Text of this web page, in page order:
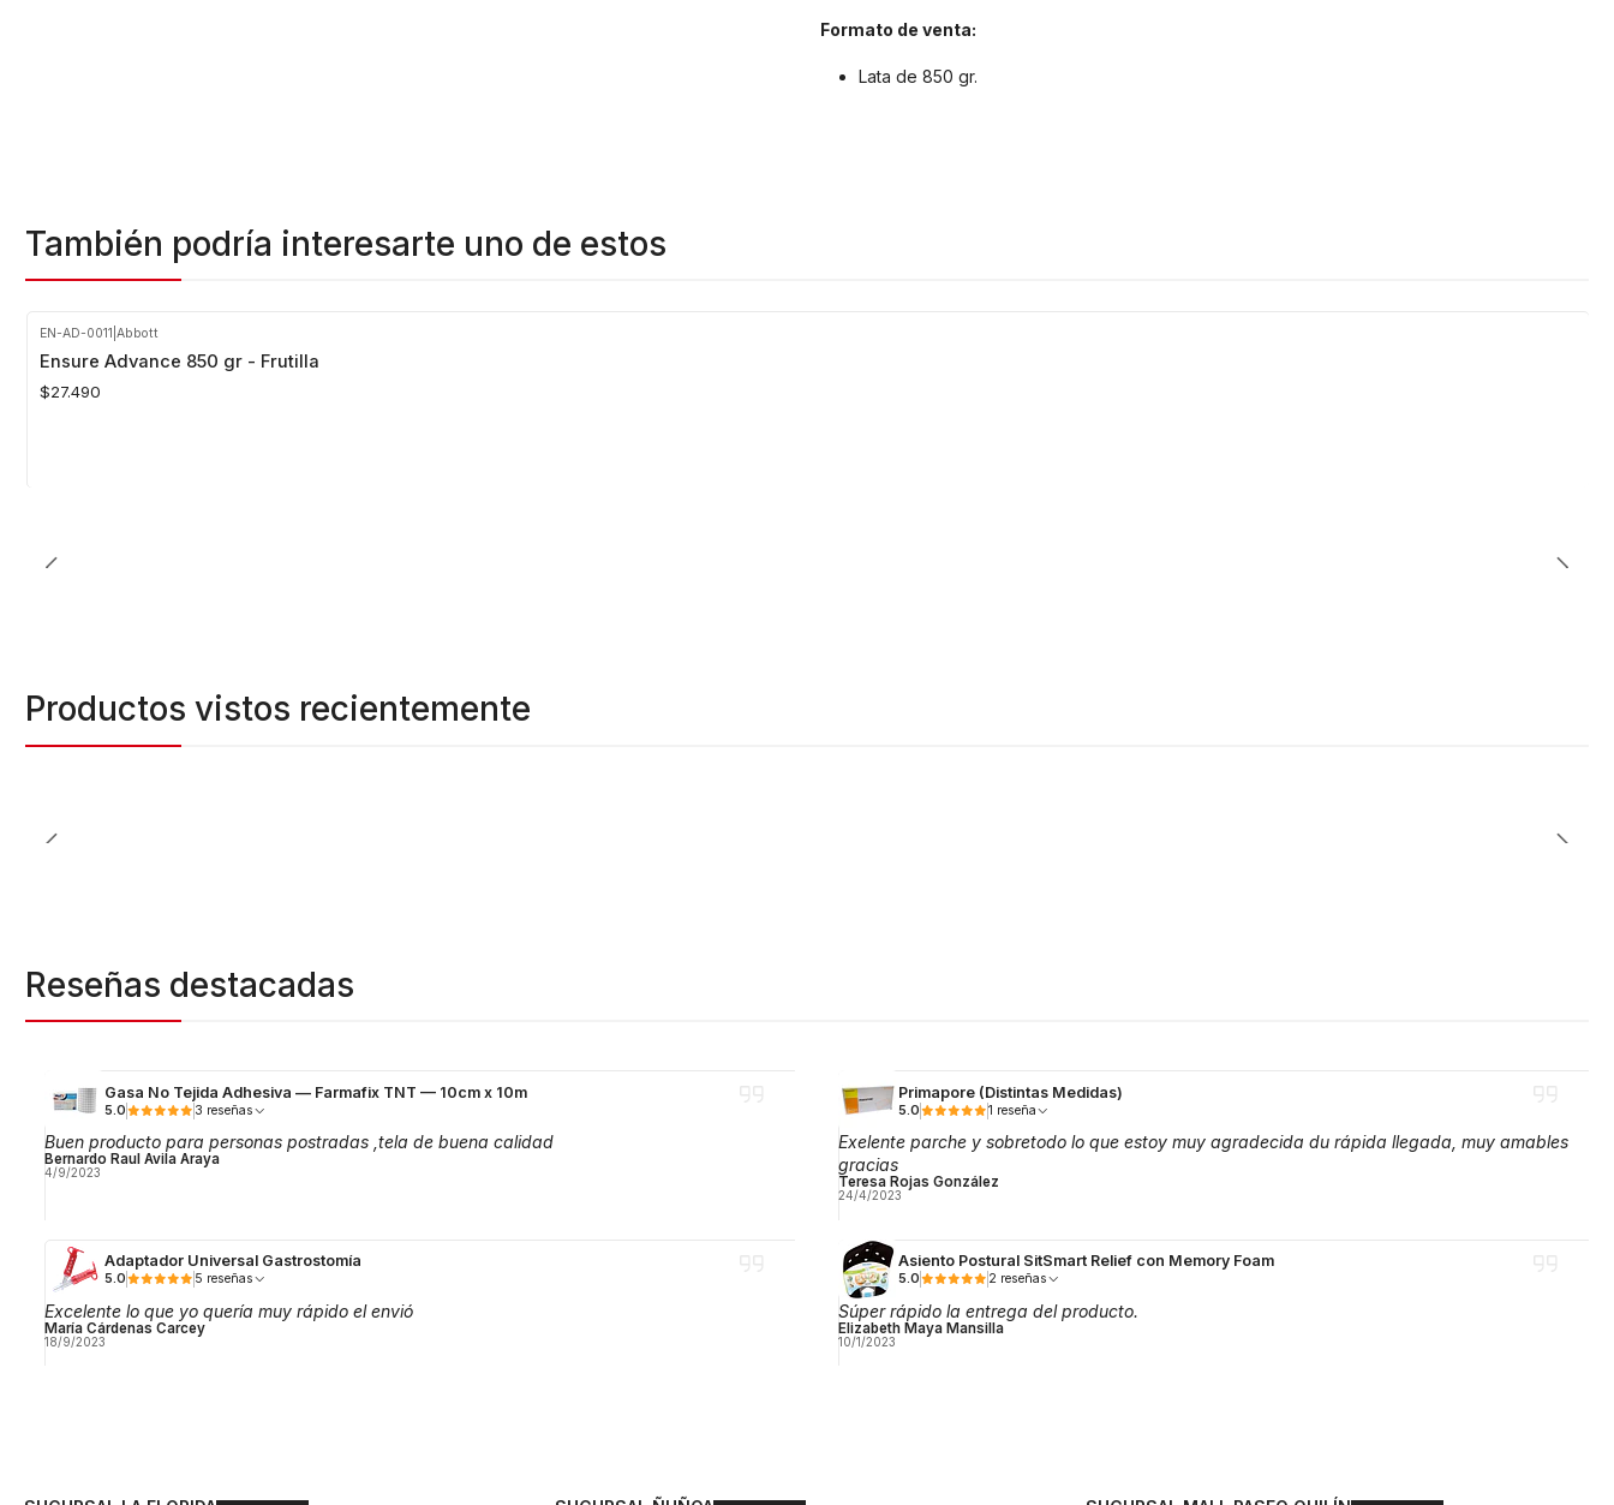
Formato de venta:
Lata de 850 gr.
También podría interesarte uno de estos
EN-AD-0011 Abbott
Ensure Advance 850 gr - Frutilla
$27.490
Productos vistos recientemente
Reseñas destacadas
Gasa No Tejida Adhesiva — Farmafix TNT — 10cm x 10m
5.0 3 reseñas
Buen producto para personas postradas ,tela de buena calidad
Bernardo Raul Avila Araya
4/9/2023
Primapore (Distintas Medidas)
5.0 1 reseña
Exelente parche y sobretodo lo que estoy muy agradecida du rápida llegada, muy amables
gracias
Teresa Rojas González
24/4/2023
Adaptador Universal Gastrostomía
5.0 5 reseñas
Excelente lo que yo quería muy rápido el envió
María Cárdenas Carcey
18/9/2023
Asiento Postural SitSmart Relief con Memory Foam
5.0 2 reseñas
Súper rápido la entrega del producto.
Elizabeth Maya Mansilla
10/1/2023